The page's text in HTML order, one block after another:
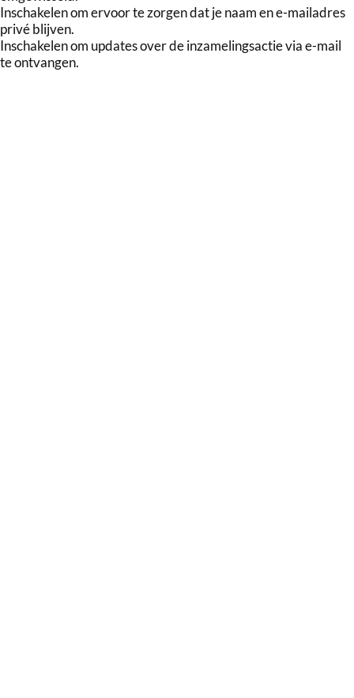
Inschakelen om ervoor te zorgen dat je naam en e-mailadres
privé blijven.
Inschakelen om updates over de inzamelingsactie via e-mail
te ontvangen.